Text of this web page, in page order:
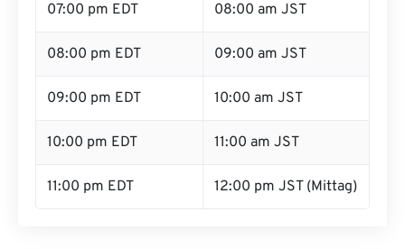
07:00 pm EDT 08:00 am JST
08:00 pm EDT 09:00 am JST
09:00 pm EDT 10:00 am JST
10:00 pm EDT 11:00 am JST
11:00 pm EDT 12:00 pm JST (Mittag)